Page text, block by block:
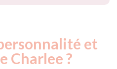
et
Charlee ?